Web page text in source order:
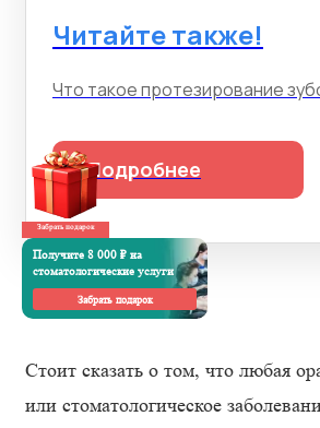
Читайте также!
Что такое протезирование
Подробнее
Стоит сказать о том, что любая
или стоматологическое
Забрать подарок
Получите 8 000 ₽ на
стоматологические услуги
Забрать подарок